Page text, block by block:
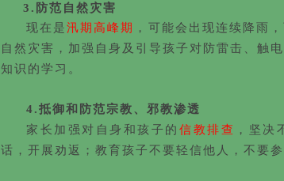
3. 防范自然灾害
现在是汛期高峰期
，可能会出现连续降雨
自然灾害，加强自身及引导孩子对防雷击、触
知识的学习。
4.抵御和防范宗教、邪教渗透
家长加强对自身和孩子的 信教排查
，坚决
话，开展劝返；教育孩子不要轻信他人，不要